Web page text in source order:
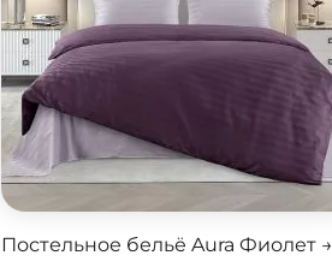
Постельное бельё Aura Фиолет →